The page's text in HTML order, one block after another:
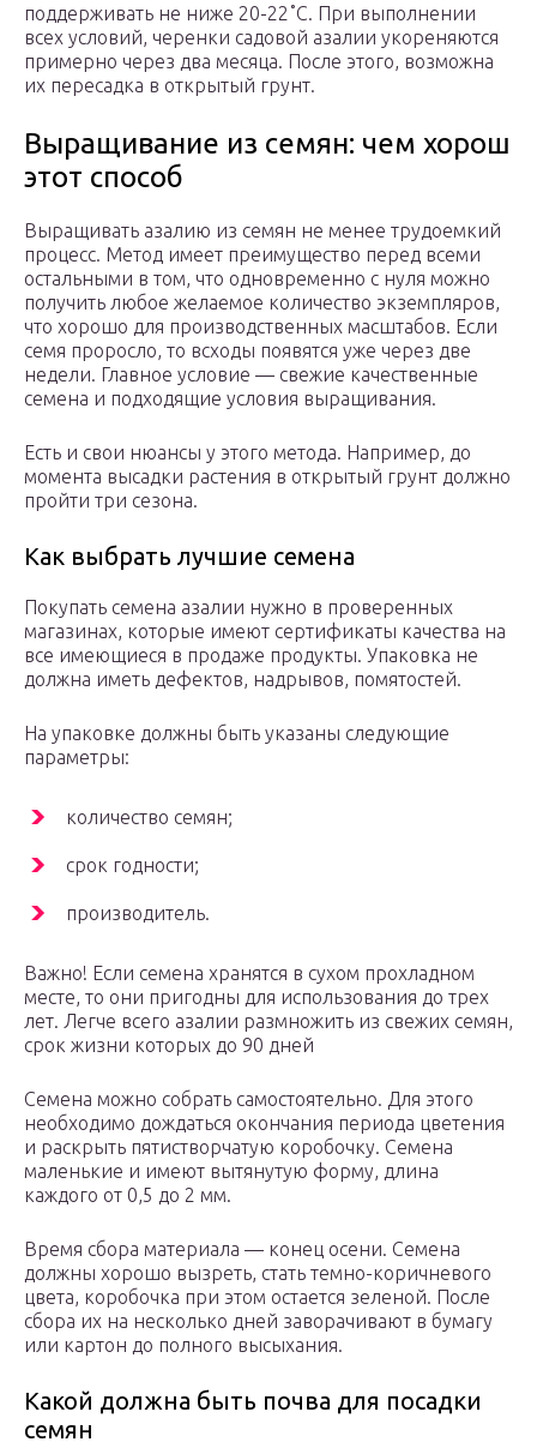
поддерживать не ниже 20-22˚C. При выполнении
всех условий, черенки садовой азалии укореняются
примерно через два месяца. После этого, возможна
их пересадка в открытый грунт.
Выращивание из семян: чем хорош
этот способ
Выращивать азалию из семян не менее трудоемкий
процесс. Метод имеет преимущество перед всеми
остальными в том, что одновременно с нуля можно
получить любое желаемое количество экземпляров,
что хорошо для производственных масштабов. Если
семя проросло, то всходы появятся уже через две
недели. Главное условие — свежие качественные
семена и подходящие условия выращивания.
Есть и свои нюансы у этого метода. Например, до
момента высадки растения в открытый грунт должно
пройти три сезона.
Как выбрать лучшие семена
Покупать семена азалии нужно в проверенных
магазинах, которые имеют сертификаты качества на
все имеющиеся в продаже продукты. Упаковка не
должна иметь дефектов, надрывов, помятостей.
На упаковке должны быть указаны следующие
параметры:
количество семян;
срок годности;
производитель.
Важно! Если семена хранятся в сухом прохладном
месте, то они пригодны для использования до трех
лет. Легче всего азалии размножить из свежих семян,
срок жизни которых до 90 дней
Семена можно собрать самостоятельно. Для этого
необходимо дождаться окончания периода цветения
и раскрыть пятистворчатую коробочку. Семена
маленькие и имеют вытянутую форму, длина
каждого от 0,5 до 2 мм.
Время сбора материала — конец осени. Семена
должны хорошо вызреть, стать темно-коричневого
цвета, коробочка при этом остается зеленой. После
сбора их на несколько дней заворачивают в бумагу
или картон до полного высыхания.
Какой должна быть почва для посадки
семян